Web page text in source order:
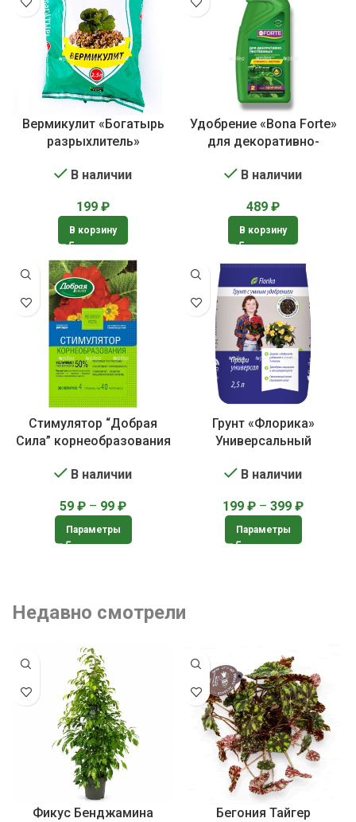
Вермикулит «Богатырь
разрыхлитель»
В наличии
199 ₽
В корзину
Удобрение «Bona Forte»
для декоративно-
В наличии
489 ₽
В корзину
Стимулятор “Добрая
Сила” корнеобразования
В наличии
59 ₽ – 99 ₽
Параметры
Грунт «Флорика»
Универсальный
В наличии
199 ₽ – 399 ₽
Параметры
Недавно смотрели
Фикус Бенджамина
Бегония Тайгер